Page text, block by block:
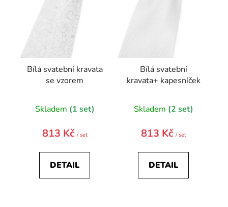
k
Bílá svatební kravata
se vzorem
Skladem (1 set)
813 Kč / set
DETAIL
Bílá svatební
kravata+ kapesníček
Skladem (2 set)
813 Kč / set
DETAIL